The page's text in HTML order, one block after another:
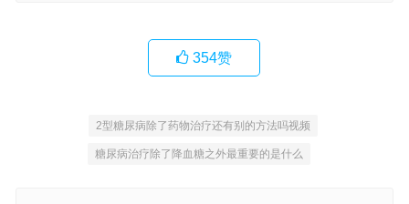
354赞
2型糖尿病除了药物治疗还有别的方法吗视频
糖尿病治疗除了降血糖之外最重要的是什么